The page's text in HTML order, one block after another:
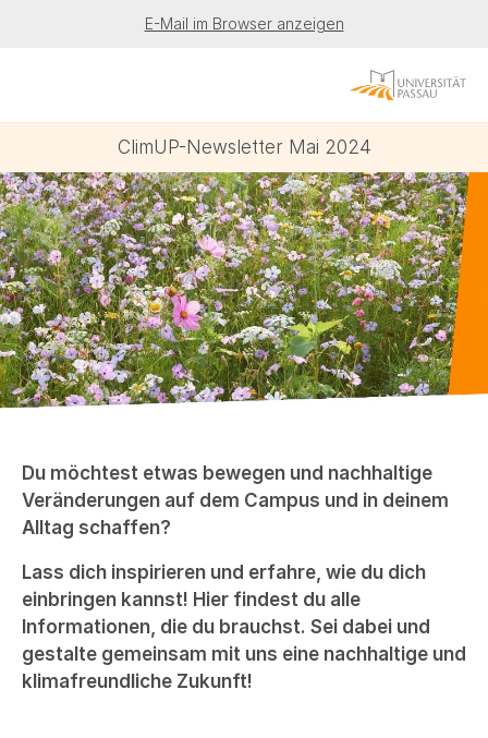
E-Mail im Browser anzeigen
ClimUP-Newsletter Mai 2024
Du möchtest etwas bewegen und nachhaltige
Veränderungen auf dem Campus und in deinem
Alltag schaffen?
Lass dich inspirieren und erfahre, wie du dich
einbringen kannst! Hier findest du alle
Informationen, die du brauchst. Sei dabei und
gestalte gemeinsam mit uns eine nachhaltige und
klimafreundliche Zukunft!